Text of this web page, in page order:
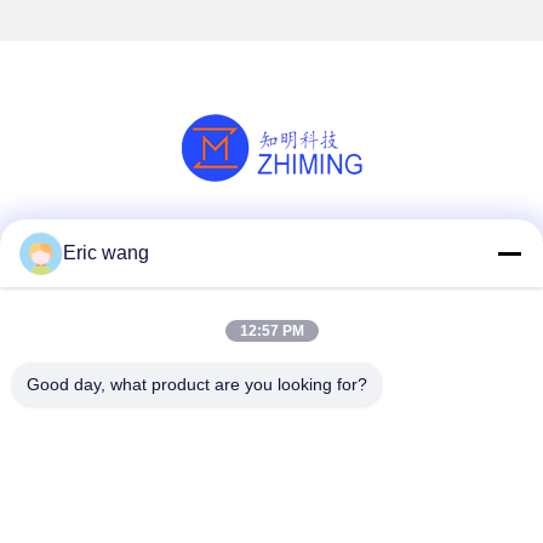
Τηλ.
Eric wang
12:57 PM
Good day, what product are you looking for?